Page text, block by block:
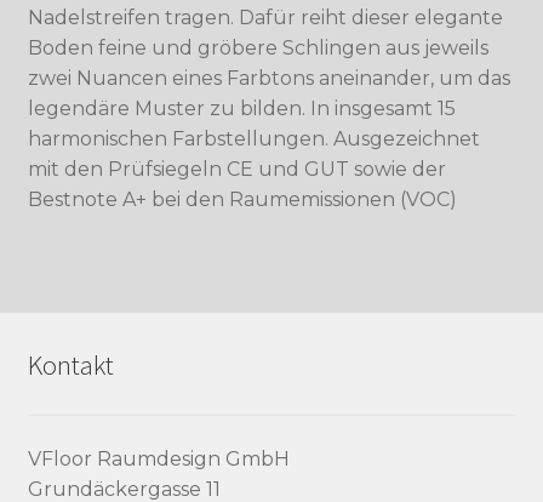
Nadelstreifen tragen. Dafür reiht dieser elegante
Boden feine und gröbere Schlingen aus jeweils
zwei Nuancen eines Farbtons aneinander, um das
legendäre Muster zu bilden. In insgesamt 15
harmonischen Farbstellungen. Ausgezeichnet
mit den Prüfsiegeln CE und GUT sowie der
Bestnote A+ bei den Raumemissionen (VOC)
Kontakt
VFloor Raumdesign GmbH
Grundäckergasse 11